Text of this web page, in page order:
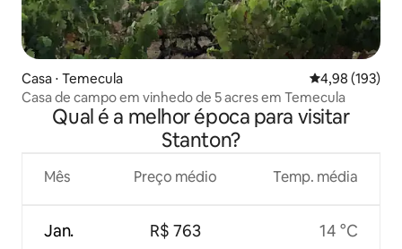
Casa ⋅ Temecula 4,98 de uma
4,98 (193)
Casa de campo em vinhedo de 5 acres em Temecula
Qual é a melhor época para visitar
Stanton?
Mês
Jan.
Preço médio
R$ 763
Temp. média
14 °C